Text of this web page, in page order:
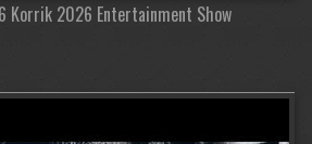
Korrik 2026 Entertainment Show